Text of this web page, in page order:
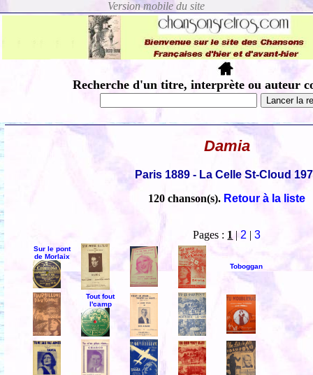
Recherche d'un titre, interprète ou auteur
Damia
Paris 1889 - La Celle St-Cloud
120 chanson(s). Retour à la liste
Pages : 1 | 2 |3
Sur le pont
de Morlaix
Toboggan
Tout fout
l'camp